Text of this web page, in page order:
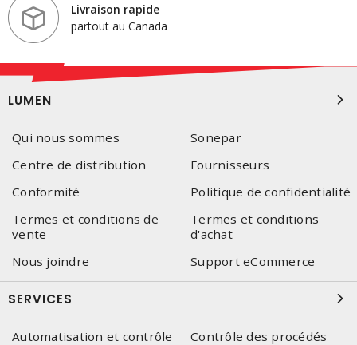
Livraison rapide
partout au Canada
LUMEN
Qui nous sommes
Sonepar
Centre de distribution
Fournisseurs
Conformité
Politique de confidentialité
Termes et conditions de
vente
Termes et conditions
d'achat
Nous joindre
Support eCommerce
SERVICES
Automatisation et contrôle
Contrôle des procédés